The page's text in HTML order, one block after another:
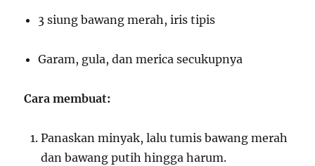
3 siung bawang merah, iris tipis
Garam, gula, dan merica secukupnya
Cara membuat:
Panaskan minyak, lalu tumis bawang merah
dan bawang putih hingga harum.